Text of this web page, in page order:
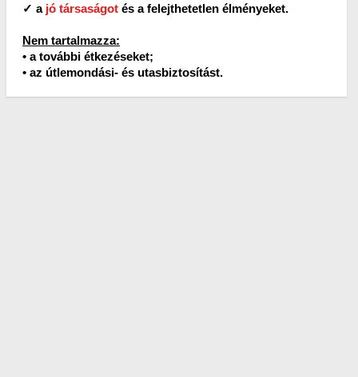
✓ a jó társaságot és a felejthetetlen élményeket.
Nem tartalmazza:
• a további étkezéseket;
• az útlemondási- és utasbiztosítást.